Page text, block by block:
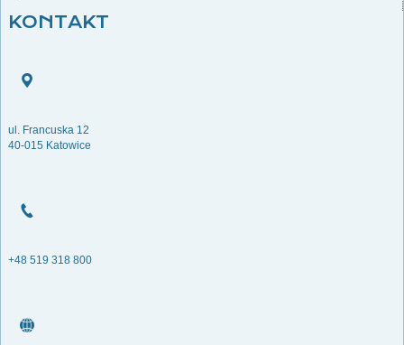
KONTAKT
ul. Francuska 12
40-015 Katowice
+48 519 318 800